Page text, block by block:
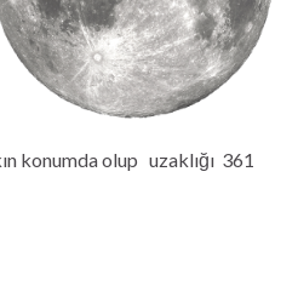
konumda olup uzaklığı 361